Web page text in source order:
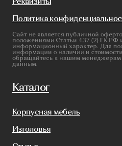
Реализованные проекты
Реставрация
Дизайнерам
Связаться с нами